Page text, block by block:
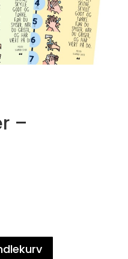
–